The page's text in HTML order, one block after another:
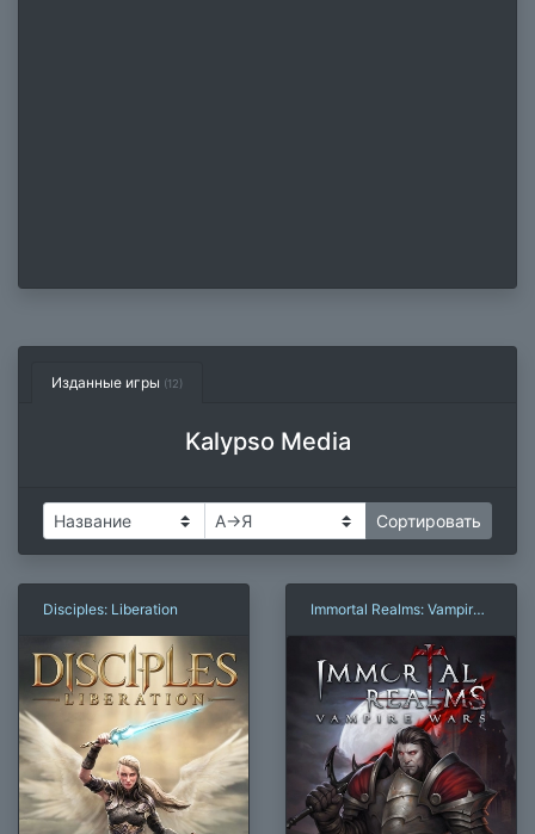
Изданные игры (12)
Kalypso Media
Disciples: Liberation
Immortal Realms: Vampire